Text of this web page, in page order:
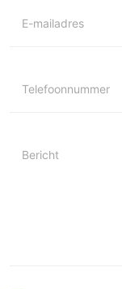
E-mailadres
Telefoonnummer
Bericht